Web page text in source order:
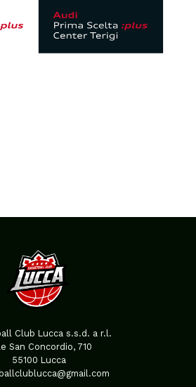
Club Lucca s.s.d. a r.l.
San Concordio, 710
55100 Lucca